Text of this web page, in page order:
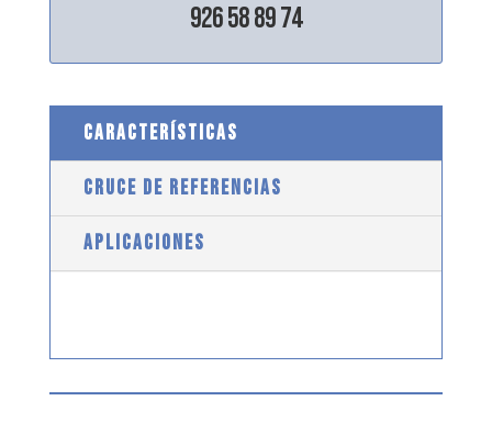
926 58 89 74
CARACTERÍSTICAS
CRUCE DE REFERENCIAS
APLICACIONES